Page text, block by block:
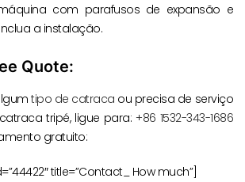
com parafusos de expansão e
a instalação.
Quote:
tipo de catraca ou precisa de serviço
tripé, ligue para: +86 1532-343-1686
gratuito:
title=”Contact_ How much”]